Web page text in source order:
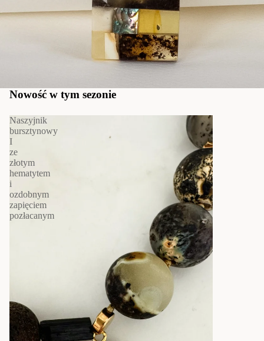
Nowość w tym sezonie
Naszyjnik
bursztynowy
I
ze
złotym
hematytem
i
ozdobnym
zapięciem
pozłacanym